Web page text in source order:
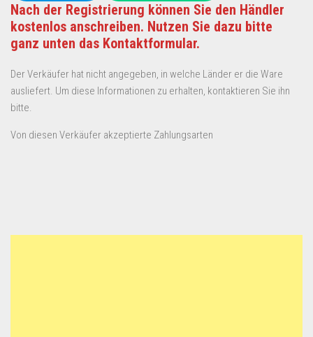
Nach der Registrierung können Sie den Händler
kostenlos anschreiben. Nutzen Sie dazu bitte
ganz unten das Kontaktformular.
Der Verkäufer hat nicht angegeben, in welche Länder er die Ware
ausliefert. Um diese Informationen zu erhalten, kontaktieren Sie ihn
bitte.
Von diesen Verkäufer akzeptierte Zahlungsarten